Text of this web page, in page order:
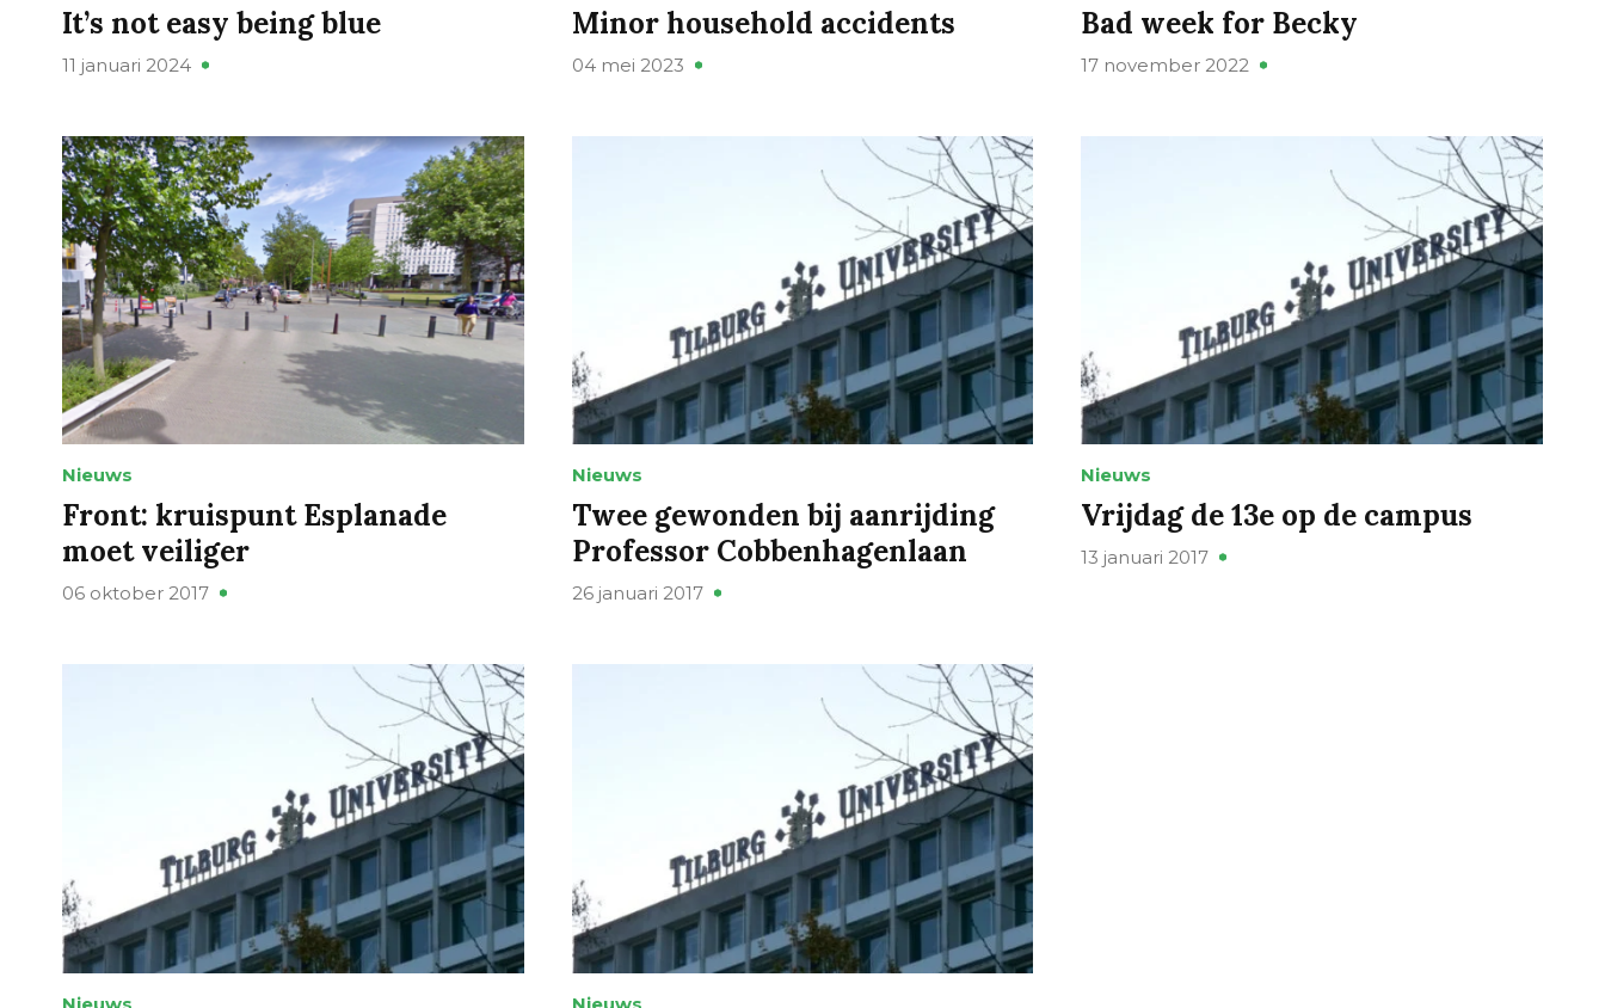
It’s not easy being blue
11 januari 2024
Minor household accidents
04 mei 2023
Bad week for Becky
17 november 2022
Nieuws
Front: kruispunt Esplanade
moet veiliger
06 oktober 2017
Nieuws
Twee gewonden bij aanrijding
Professor Cobbenhagenlaan
26 januari 2017
Nieuws
Vrijdag de 13e op de campus
13 januari 2017